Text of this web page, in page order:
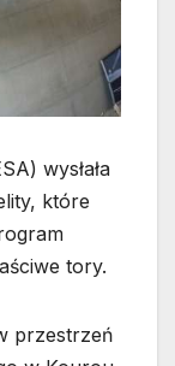
wysłała
które
tory.
przestrzeń